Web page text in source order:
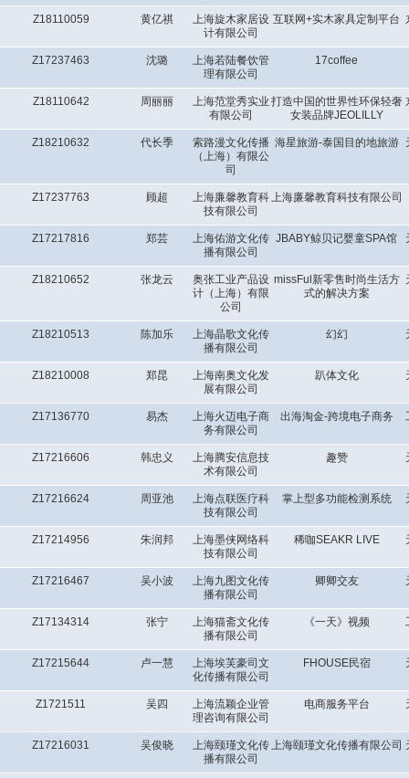
Z18110059 黄亿祺
上海旋木家居设
计有限公司
互联网+实木家具定制平台
Z17237463 沈璐
上海若陆餐饮管
理有限公司
17coffee
Z18110642 周丽丽
上海范堂秀实业
有限公司
打造中国的世界性环保轻奢
女装品牌JEOLILLY
Z18210632 代长季
索路漫文化传播
（上海）有限公
司
海星旅游-泰国目的地旅游
Z17237763 顾超
上海廉馨教育科
技有限公司
上海廉馨教育科技有限公司
Z17217816 郑芸
上海佑游文化传
播有限公司
JBABY鲸贝记婴童SPA馆
Z18210652 张龙云
奥张工业产品设
计（上海）有限
公司
missFul新零售时尚生活方
式的解决方案
Z18210513 陈加乐
上海晶歌文化传
播有限公司
幻幻
Z18210008 郑昆
上海南奥文化发
展有限公司
趴体文化
Z17136770 易杰
上海火迈电子商
务有限公司
出海淘金-跨境电子商务
Z17216606 韩忠义
上海腾安信息技
术有限公司
趣赞
Z17216624 周亚池
上海点联医疗科
技有限公司
掌上型多功能检测系统
Z17214956 朱润邦
上海墨侠网络科
技有限公司
稀咖SEAKR LIVE
Z17216467 吴小波
上海九图文化传
播有限公司
卿卿交友
Z17134314 张宁
上海猫斋文化传
播有限公司
《一天》视频
Z17215644 卢一慧
上海埃芙豪司文
化传播有限公司
FHOUSE民宿
Z1721511 吴四
上海流颖企业管
理咨询有限公司
电商服务平台
Z17216031 吴俊晓
上海颐瑾文化传
播有限公司
上海颐瑾文化传播有限公司